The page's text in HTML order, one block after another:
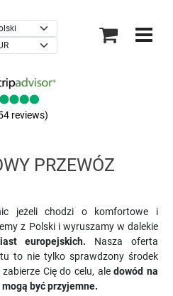
reviews)
PRZEWÓZ
jeżeli chodzi o komfortowe i
z Polski i wyruszamy w dalekie
europejskich. Nasza oferta
to nie tylko sprawdzony środek
Cię do celu, aledowód na
być przyjemne.